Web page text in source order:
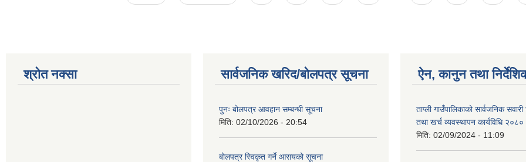
श्रोत नक्सा सार्वजनिक खरिद/बोलपत्र सूचना
पुनः बोलपत्र आवहान सम्बन्धी सूचना
मिति: 02/10/2026 - 20:54
बोलपत्र स्विकृत गर्ने आसयको सूचना
ऐन, कानुन तथा
ताप्ली गाउँपालिकाको सार्वजनिक
तथा खर्च व्यवस्थापन कार्यविधि २०८०
मिति: 02/09/2024 - 11:09